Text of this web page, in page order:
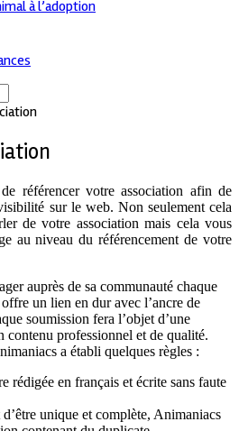
à l’adoption
référencer votre association afin de
sur le web. Non seulement cela
de votre association mais cela vous
au niveau du référencement de votre
auprès de sa communauté chaque
un lien en dur avec l’ancre de
soumission fera l’objet d’une
contenu professionnel et de qualité.
a établi quelques règles :
rédigée en français et écrite sans faute
unique et complète, Animaniacs